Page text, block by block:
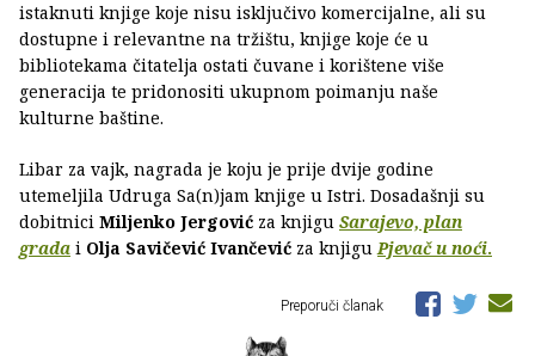
istaknuti knjige koje nisu isključivo komercijalne, ali su
dostupne i relevantne na tržištu, knjige koje će u
bibliotekama čitatelja ostati čuvane i korištene više
generacija te pridonositi ukupnom poimanju naše
kulturne baštine.
Libar za vajk, nagrada je koju je prije dvije godine
utemeljila Udruga Sa(n)jam knjige u Istri. Dosadašnji su
dobitnici Miljenko Jergović za knjigu Sarajevo, plan
grada i Olja Savičević Ivančević za knjiguPjevač u noći.
Preporuči članak